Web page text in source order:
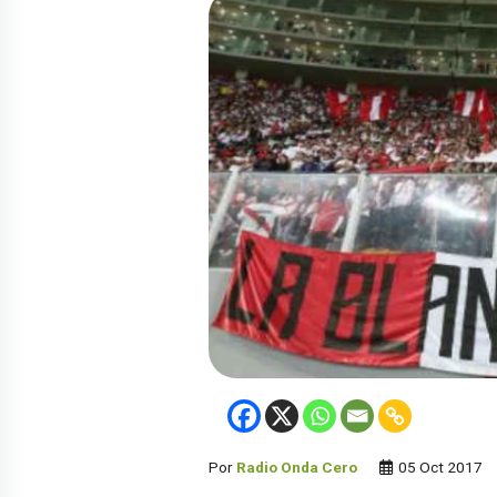
Por Radio Onda Cero 05 Oct 2017